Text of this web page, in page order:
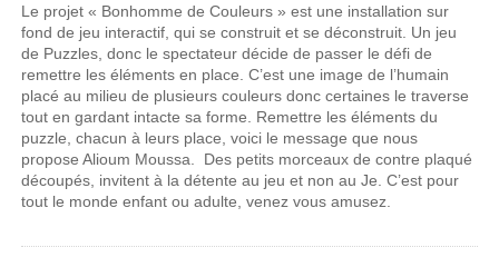
Le projet « Bonhomme de Couleurs » est une installation sur
fond de jeu interactif, qui se construit et se déconstruit. Un jeu
de Puzzles, donc le spectateur décide de passer le défi de
remettre les éléments en place. C’est une image de l’humain
placé au milieu de plusieurs couleurs donc certaines le traverse
tout en gardant intacte sa forme. Remettre les éléments du
puzzle, chacun à leurs place, voici le message que nous
propose Alioum Moussa. Des petits morceaux de contre plaqué
découpés, invitent à la détente au jeu et non au Je. C’est pour
tout le monde enfant ou adulte, venez vous amusez.